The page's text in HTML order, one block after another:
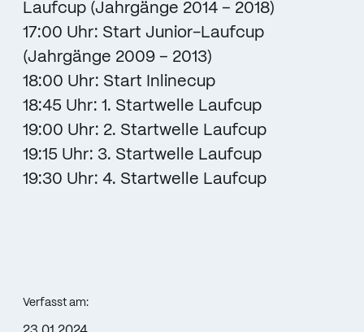
Laufcup (Jahrgänge 2014 – 2018)
17:00 Uhr: Start Junior-Laufcup
(Jahrgänge 2009 – 2013)
18:00 Uhr: Start Inlinecup
18:45 Uhr: 1. Startwelle Laufcup
19:00 Uhr: 2. Startwelle Laufcup
19:15 Uhr: 3. Startwelle Laufcup
19:30 Uhr: 4. Startwelle Laufcup
Verfasst am: